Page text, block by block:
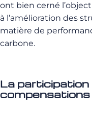
ont bien cerné
à l’amélioration des
matière de
carbone.
La participation
compensations